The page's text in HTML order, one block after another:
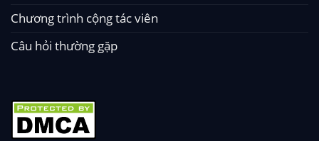
Chương trình cộng tác viên
Câu hỏi thường gặp